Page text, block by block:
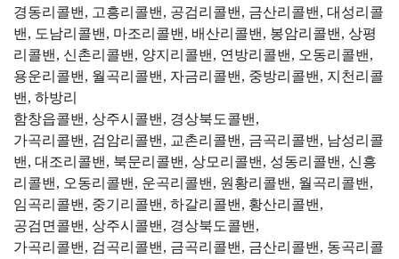
경동리콜밴, 고흥리콜밴, 공검리콜밴, 금산리콜밴, 대성리콜
밴, 도남리콜밴, 마조리콜밴, 배산리콜밴, 봉암리콜밴, 상평
리콜밴, 신촌리콜밴, 양지리콜밴, 연방리콜밴, 오동리콜밴,
용운리콜밴, 월곡리콜밴, 자금리콜밴, 중방리콜밴, 지천리콜
밴, 하방리
함창읍콜밴, 상주시콜밴, 경상북도콜밴,
가곡리콜밴, 검암리콜밴, 교촌리콜밴, 금곡리콜밴, 남성리콜
밴, 대조리콜밴, 북문리콜밴, 상모리콜밴, 성동리콜밴, 신흥
리콜밴, 오동리콜밴, 운곡리콜밴, 원황리콜밴, 월곡리콜밴,
임곡리콜밴, 중기리콜밴, 하갈리콜밴, 황산리콜밴,
공검면콜밴, 상주시콜밴, 경상북도콜밴,
가곡리콜밴, 검곡리콜밴, 금곡리콜밴, 금산리콜밴, 동곡리콜